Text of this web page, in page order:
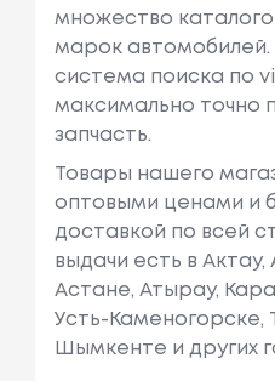
множество
марок автомобилей.
система поиска по
максимально точно
запчасть.
Товары нашего
оптовыми ценами и
доставкой по всей
выдачи есть в
Астане, Атырау,
Усть-Каменогорске,
Шымкенте и других